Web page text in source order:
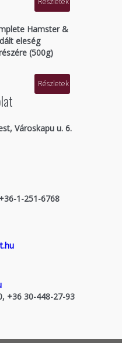
Hamster &
eleség
(500g)
Részletek
Városkapu u. 6.
1-251-6768
+36 30-448-27-93